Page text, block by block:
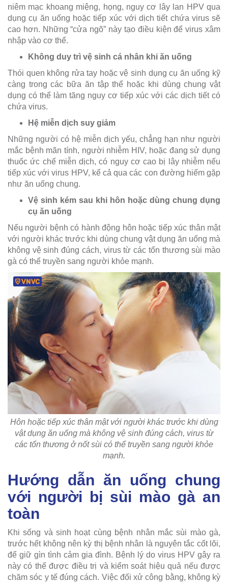
niêm mạc khoang miệng, họng, nguy cơ lây lan HPV qua
dụng cụ ăn uống hoặc tiếp xúc với dịch tiết chứa virus sẽ
cao hơn. Những “cửa ngõ” này tạo điều kiện để virus xâm
nhập vào cơ thể.
Không duy trì vệ sinh cá nhân khi ăn uống
Thói quen không rửa tay hoặc vệ sinh dụng cụ ăn uống kỹ
càng trong các bữa ăn tập thể hoặc khi dùng chung vật
dụng có thể làm tăng nguy cơ tiếp xúc với các dịch tiết có
chứa virus.
Hệ miễn dịch suy giảm
Những người có hệ miễn dịch yếu, chẳng hạn như người
mắc bệnh mãn tính, người nhiễm HIV, hoặc đang sử dụng
thuốc ức chế miễn dịch, có nguy cơ cao bị lây nhiễm nếu
tiếp xúc với virus HPV, kể cả qua các con đường hiếm gặp
như ăn uống chung.
Vệ sinh kém sau khi hôn hoặc dùng chung dụng
cụ ăn uống
Nếu người bệnh có hành động hôn hoặc tiếp xúc thân mật
với người khác trước khi dùng chung vật dụng ăn uống mà
không vệ sinh đúng cách, virus từ các tổn thương sùi mào
gà có thể truyền sang người khỏe mạnh.
Hôn hoặc tiếp xúc thân mật với người khác trước khi dùng
vật dụng ăn uống mà không vệ sinh đúng cách, virus từ
các tổn thương ở nốt sùi có thể truyền sang người khỏe
mạnh.
Hướng dẫn ăn uống chung
với người bị sùi mào gà an
toàn
Khi sống và sinh hoạt cùng bệnh nhân mắc sùi mào gà,
trước hết không nên kỳ thị bệnh nhân là nguyên tắc cốt lõi,
để giữ gìn tình cảm gia đình. Bệnh lý do virus HPV gây ra
này có thể được điều trị và kiểm soát hiệu quả nếu được
chăm sóc y tế đúng cách. Việc đối xử công bằng, không kỳ